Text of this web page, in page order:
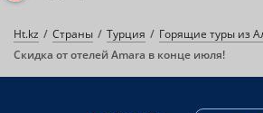
Ht.kz Страны Турция
Горящие туры из
Скидка от отелей Amara в конце июля!